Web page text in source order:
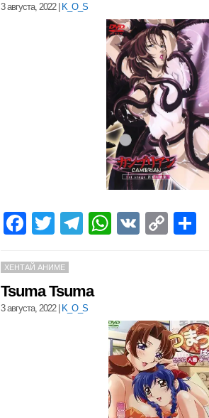
3 августа, 2022| K_O_S
Facebook
TwitterTelegram
WhatsApp
VK Copy
ХЕНТАЙ АНИМЕ
Tsuma Tsuma
3 августа, 2022| K_O_S